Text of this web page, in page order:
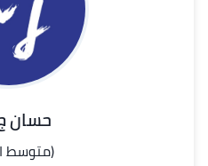
حسان
(متوسط